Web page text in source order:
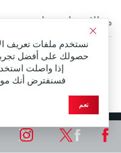
مقالات ذات صلة
نستخدم ملفات تعريف
حصولك على أفضل
إذا واصلت
فسنفترض أنك
نعم